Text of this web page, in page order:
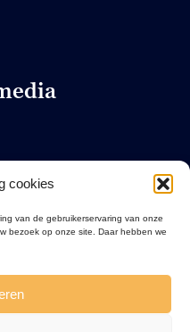
cookies
van de gebruikerservaring van onze
bezoek op onze site. Daar hebben we